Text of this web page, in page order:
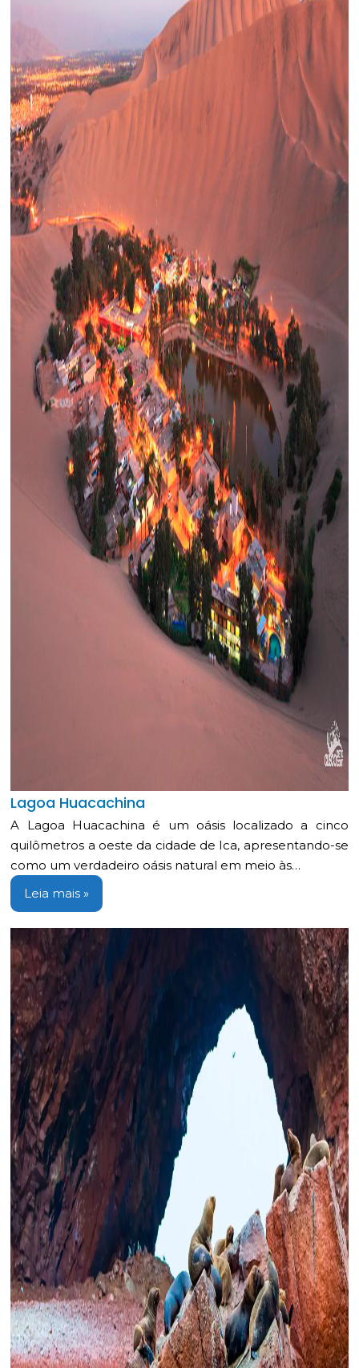
Lagoa Huacachina
A Lagoa Huacachina é um oásis localizado a cinco
quilômetros a oeste da cidade de Ica, apresentando-se
como um verdadeiro oásis natural em meio às…
Leia mais »